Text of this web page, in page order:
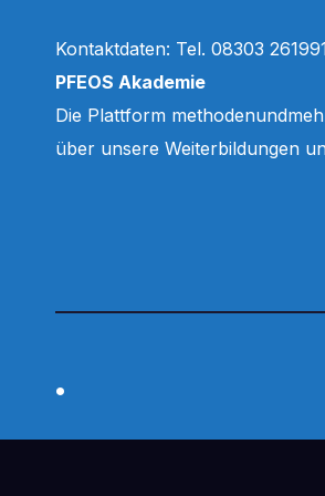
Kontaktdaten: Tel. 08303
PFEOS Akademie
Die Plattform
über unsere Weiterbildungen
.